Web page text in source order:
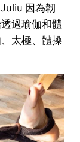
因為韌
過瑜伽和體
太極、體操